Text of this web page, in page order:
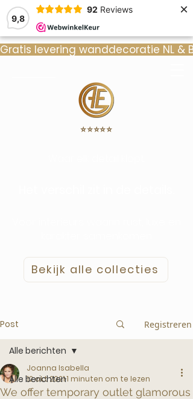
9,8
92 Reviews ×
Gratis levering wanddecoratie NL
⭐️⭐️⭐️⭐️⭐️
Bekijk alle collecties
Post Registreren
Alle berichten
Alle berichten
We offer temporary outlet glamorous
Joanna Isabella
12 okt 20211 minuten om te lezen